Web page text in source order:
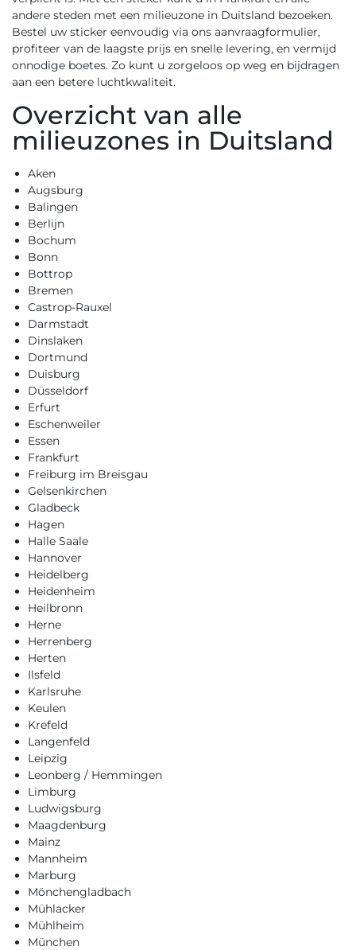
andere steden met een milieuzone in Duitsland bezoeken.
Bestel uw sticker eenvoudig via ons aanvraagformulier,
profiteer van de laagste prijs en snelle levering, en vermijd
onnodige boetes. Zo kunt u zorgeloos op weg en bijdragen
aan een betere luchtkwaliteit.
Overzicht van alle
milieuzones in Duitsland
Aken
Augsburg
Balingen
Berlijn
Bochum
Bonn
Bottrop
Bremen
Castrop-Rauxel
Darmstadt
Dinslaken
Dortmund
Duisburg
Düsseldorf
Erfurt
Eschenweiler
Essen
Frankfurt
Freiburg im Breisgau
Gelsenkirchen
Gladbeck
Hagen
Halle Saale
Hannover
Heidelberg
Heidenheim
Heilbronn
Herne
Herrenberg
Herten
Ilsfeld
Karlsruhe
Keulen
Krefeld
Langenfeld
Leipzig
Leonberg / Hemmingen
Limburg
Ludwigsburg
Maagdenburg
Mainz
Mannheim
Marburg
Mönchengladbach
Mühlacker
Mühlheim
München